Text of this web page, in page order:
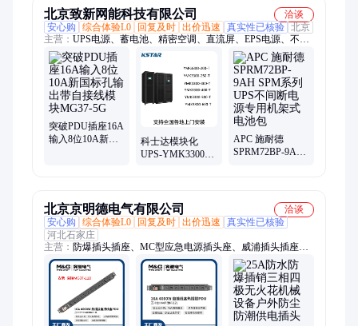
北京致新网能科技有限公司
洽谈
安心购
综合体验L0 回复及时 出价迅速 真实性已核验 北京
主营： UPS电源、蓄电池、精密空调、直流屏、EPS电源、不间
断电源
突破PDU插座16A
输入8位10A新国
科士达模块化
UPS-YMK3300不
APC 施耐德
SPRM72BP-9AH
北京京明德电气有限公司
洽谈
安心购
综合体验L0 回复及时 出价迅速
真实性已核验
河北石家庄
主营： 防爆插头插座、MC型应急电源插头座、威浦插头插座、
突破机柜PDU、工业接线插座、大电流插头插座、630A发电车
用插座、IEC309电连接器、工业插头插座、航空插头插座、工业
插座箱、防爆插座箱、工业电缆连接器、曼奈柯斯插头插座、威
浦连接器、电源检修插座箱、突破插排、犀牛插头插座、防爆工
业连接器、插销、工业防水插头、单相三极防爆插头插座、三相